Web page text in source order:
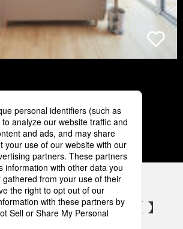
2 3 4 5
クの電気設備 SNSアカウント